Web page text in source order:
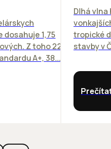
1,75
Z toho 22
A+, 38...
Dlhá
tropické
stavby v